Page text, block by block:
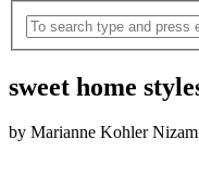
sweet home
by Marianne Kohler